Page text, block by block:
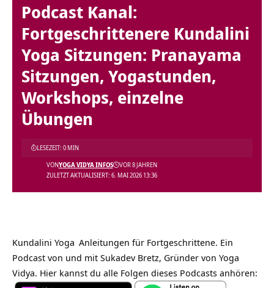
Podcast Kanal:
Fortgeschrittenere Kundalini
Yoga Sitzungen: Pranayama
Sitzungen, Yogastunden,
Workshops, einzelne
Übungen
ZULETZT AKTUALISIERT: 6. MAI 2026 13:36
VONYOGA VIDYA INFOS VOR 8 JAHREN
LESEZEIT: 0 MIN
Kundalini Yoga Anleitungen für Fortgeschrittene. Ein
Podcast von und mit Sukadev Bretz, Gründer von Yoga
Vidya. Hier kannst du alle Folgen dieses Podcasts anhören: